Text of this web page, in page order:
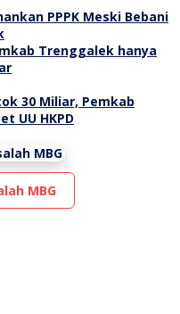
PPPK Meski Bebani
30 Miliar, Pemkab
UU HKPD
MBG